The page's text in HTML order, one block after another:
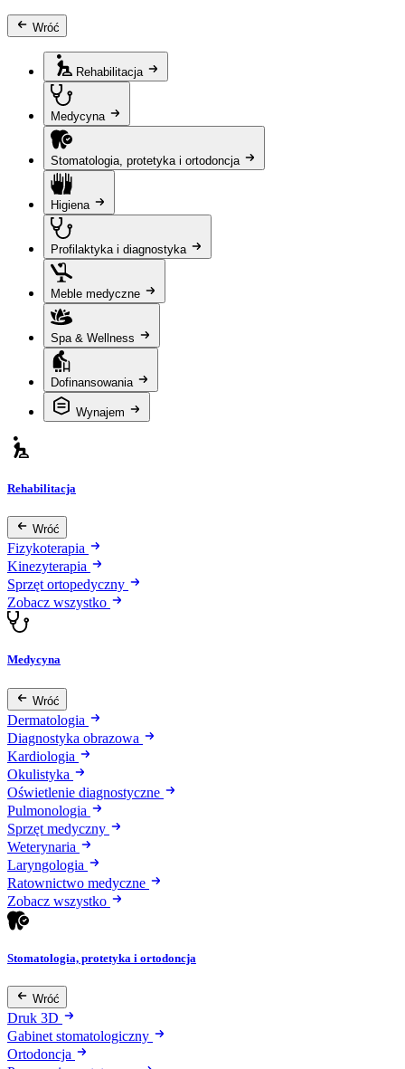
Wróć
Rehabilitacja
Medycyna
Stomatologia, protetyka i ortodoncja
Higiena
Profilaktyka i diagnostyka
Meble medyczne
Spa & Wellness
Dofinansowania
Wynajem
Rehabilitacja
Wróć
Fizykoterapia
Kinezyterapia
Sprzęt ortopedyczny
Zobacz wszystko
Medycyna
Wróć
Dermatologia
Diagnostyka obrazowa
Kardiologia
Okulistyka
Oświetlenie diagnostyczne
Pulmonologia
Sprzęt medyczny
Weterynaria
Laryngologia
Ratownictwo medyczne
Zobacz wszystko
Stomatologia, protetyka i ortodoncja
Wróć
Druk 3D
Gabinet stomatologiczny
Ortodoncja